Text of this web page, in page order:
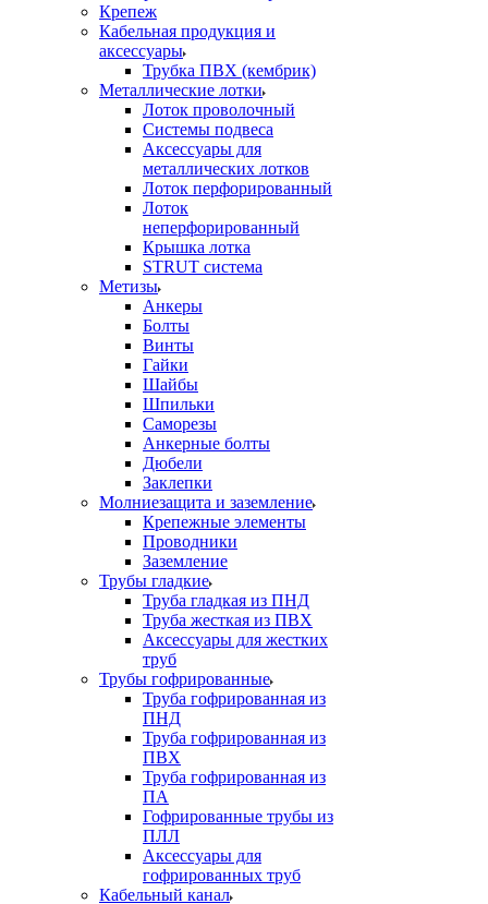
Крепеж
Кабельная продукция и
аксессуары
Трубка ПВХ (кембрик)
Металлические лотки
Лоток проволочный
Системы подвеса
Аксессуары для
металлических лотков
Лоток перфорированный
Лоток
неперфорированный
Крышка лотка
STRUT система
Метизы
Анкеры
Болты
Винты
Гайки
Шайбы
Шпильки
Саморезы
Анкерные болты
Дюбели
Заклепки
Молниезащита и заземление
Крепежные элементы
Проводники
Заземление
Трубы гладкие
Труба гладкая из ПНД
Труба жесткая из ПВХ
Аксессуары для жестких
труб
Трубы гофрированные
Труба гофрированная из
ПНД
Труба гофрированная из
ПВХ
Труба гофрированная из
ПА
Гофрированные трубы из
ПЛЛ
Аксессуары для
гофрированных труб
Кабельный канал